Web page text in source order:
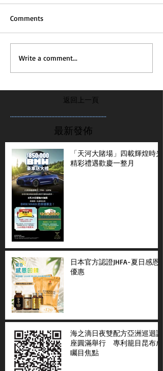
Comments
Write a comment...
返回上一頁
...............................................................
最新發佈
「天河大賭場」四載輝煌時光
精彩禮遇歡慶一整月
日本官方認證JHFA-夏日感恩
優惠
海之滴日夜雙配方亞洲巡迴講
座圓滿舉行 專利籠目昆布成
矚目焦點